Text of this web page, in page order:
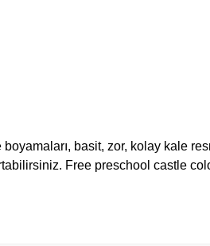
basit, zor, kolay kale
Free preschool castle